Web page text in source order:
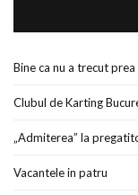
Bine ca nu a trecut
Clubul de Karting
„Admiterea” la
Vacantele in patru